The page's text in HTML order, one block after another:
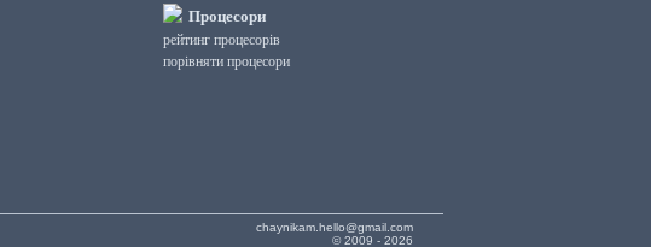
Процесори
рейтинг процесорів
порівняти процесори
chaynikam.hello@gmail.com
© 2009 - 2026